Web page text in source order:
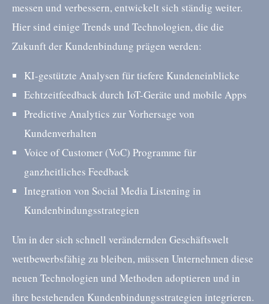
messen und verbessern, entwickelt sich ständig weiter.
Hier sind einige Trends und Technologien, die die
Zukunft der Kundenbindung prägen werden:
KI-gestützte Analysen für tiefere Kundeneinblicke
Echtzeitfeedback durch IoT-Geräte und mobile Apps
Predictive Analytics zur Vorhersage von
Kundenverhalten
Voice of Customer (VoC) Programme für
ganzheitliches Feedback
Integration von Social Media Listening in
Kundenbindungsstrategien
Um in der sich schnell verändernden Geschäftswelt
wettbewerbsfähig zu bleiben, müssen Unternehmen diese
neuen Technologien und Methoden adoptieren und in
ihre bestehenden Kundenbindungsstrategien integrieren.